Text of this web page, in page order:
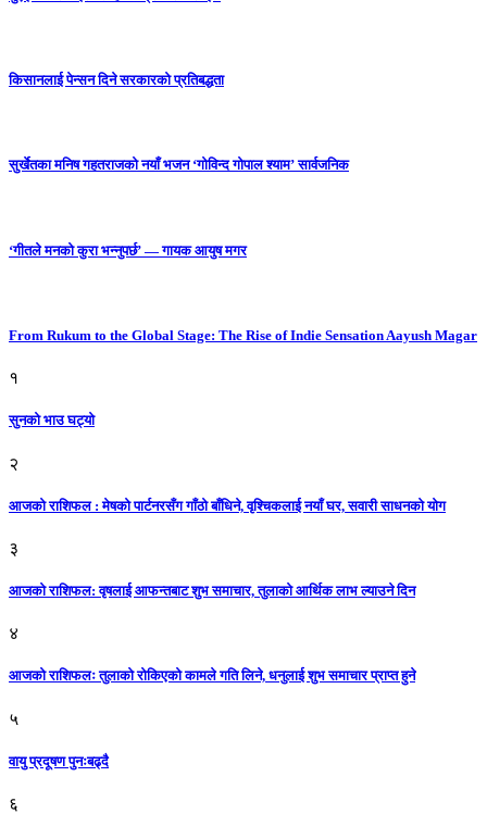
किसानलाई पेन्सन दिने सरकारको प्रतिबद्धता
सुर्खेतका मनिष गहतराजको नयाँ भजन ‘गोविन्द गोपाल श्याम’ सार्वजनिक
‘गीतले मनको कुरा भन्नुपर्छ’ — गायक आयुष मगर
From Rukum to the Global Stage: The Rise of Indie Sensation Aayush Magar
१
सुनको भाउ घट्याे
२
आजको राशिफल : मेषको पार्टनरसँग गाँठो बाँधिने, वृश्चिकलाई नयाँ घर, सवारी साधनकाे याेग
३
आजकाे राशिफल: वृषलाई आफन्तबाट शुभ समाचार, तुलाकाे आर्थिक लाभ ल्याउने दिन
४
आजको राशिफलः तुलाकाे रोकिएको कामले गति लिने, धनुलाई शुभ समाचार प्राप्त हुने
५
वायु प्रदूषण पुनःबढ्दै
६